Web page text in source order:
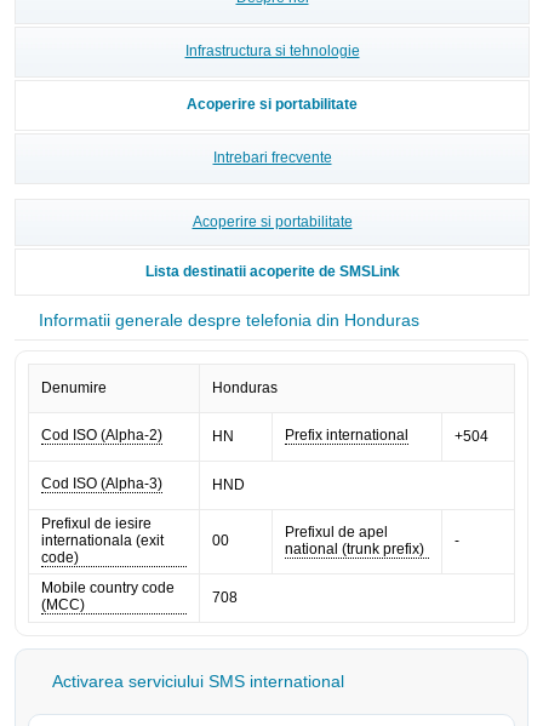
Infrastructura si tehnologie
Acoperire si portabilitate
Intrebari frecvente
Acoperire si portabilitate
Lista destinatii acoperite de SMSLink
Informatii generale despre telefonia din Honduras
Denumire Honduras
Cod ISO (Alpha-2) HN Prefix international +504
Cod ISO (Alpha-3) HND
Prefixul de iesire
internationala (exit
code)
00
Prefixul de apel
national (trunk prefix)
-
Mobile country code
(MCC)
708
Activarea serviciului SMS international